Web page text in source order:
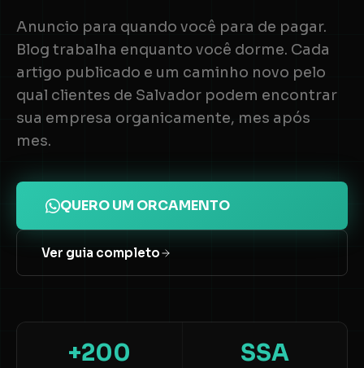
Anuncio para quando você para de pagar.
Blog trabalha enquanto você dorme. Cada
artigo publicado e um caminho novo pelo
qual clientes de Salvador podem encontrar
sua empresa organicamente, mes após
mes.
QUERO UM ORCAMENTO
Ver guia completo
+200 SSA